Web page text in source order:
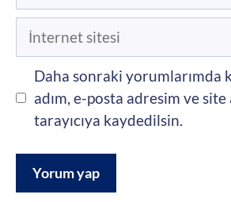
İnternet
sitesi
Daha sonraki yorumlarımda
adım, e-posta adresim ve
tarayıcıya kaydedilsin.